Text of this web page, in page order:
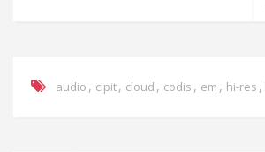
audio , cipit, cloud , codis , em , hi-res ,